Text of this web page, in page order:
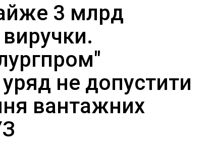
3 млрд
не допустити
вантажних